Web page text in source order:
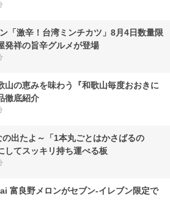
「激辛！台湾ミンチカツ」8月4日数量限
発祥の旨辛グルメが登場
山の恵みを味わう『和歌山毎度おおきに
徹底紹介
出たよ～「1本丸ごとはかさばるの
してスッキリ持ち運べる板
富良野メロンがセブン‐イレブン限定で